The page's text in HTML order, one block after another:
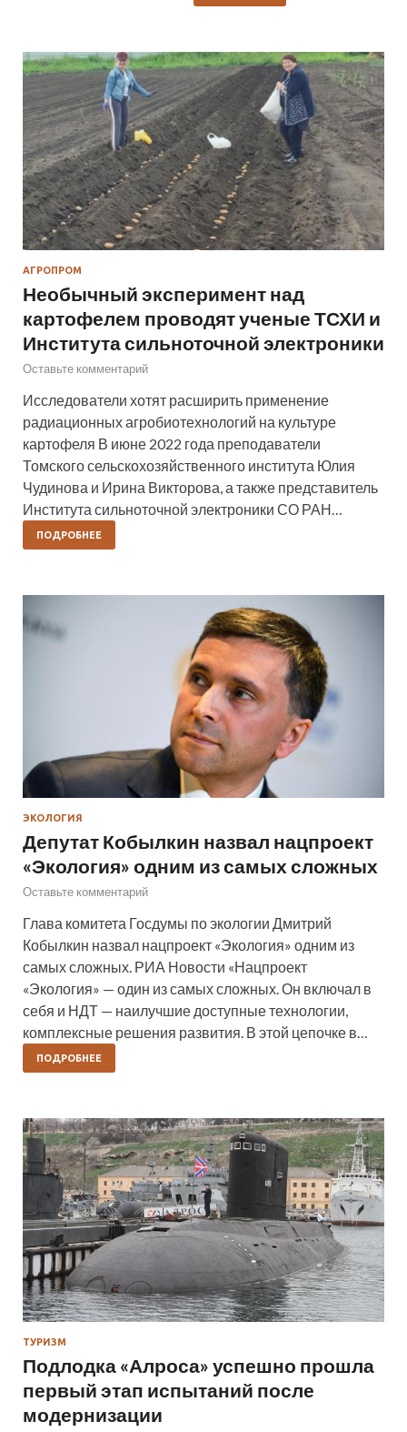
АГРОПРОМ
Необычный эксперимент над
картофелем проводят ученые ТСХИ и
Института сильноточной электроники
Оставьте комментарий
Исследователи хотят расширить применение
радиационных агробиотехнологий на культуре
картофеля В июне 2022 года преподаватели
Томского сельскохозяйственного института Юлия
Чудинова и Ирина Викторова, а также представитель
Института сильноточной электроники СО РАН…
ПОДРОБНЕЕ
ЭКОЛОГИЯ
Депутат Кобылкин назвал нацпроект
«Экология» одним из самых сложных
Оставьте комментарий
Глава комитета Госдумы по экологии Дмитрий
Кобылкин назвал нацпроект «Экология» одним из
самых сложных. РИА Новости «Нацпроект
«Экология» — один из самых сложных. Он включал в
себя и НДТ — наилучшие доступные технологии,
комплексные решения развития. В этой цепочке в…
ПОДРОБНЕЕ
ТУРИЗМ
Подлодка «Алроса» успешно прошла
первый этап испытаний после
модернизации